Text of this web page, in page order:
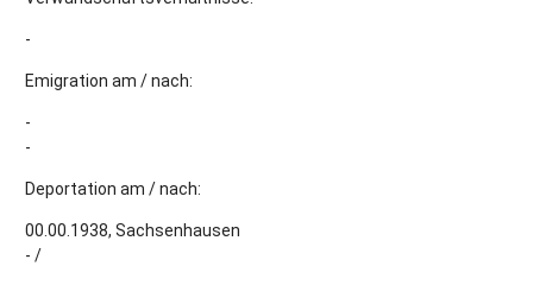
-
Emigration am / nach:
-
-
Deportation am / nach:
00.00.1938, Sachsenhausen
- /